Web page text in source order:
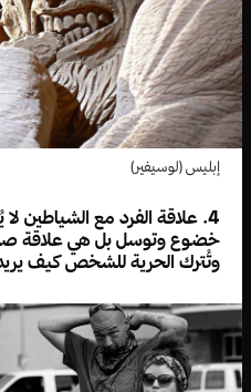
إبليس (لوسيفير)
4. علاقة الفرد مع الشياطين
خضوع وتوسل بل هي علاقة
وتُترك الحرية للشخص كيف